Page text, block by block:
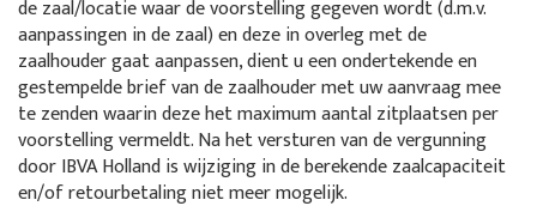
de zaal/locatie waar de voorstelling gegeven wordt (d.m.v.
aanpassingen in de zaal) en deze in overleg met de
zaalhouder gaat aanpassen, dient u een ondertekende en
gestempelde brief van de zaalhouder met uw aanvraag mee
te zenden waarin deze het maximum aantal zitplaatsen per
voorstelling vermeldt. Na het versturen van de vergunning
door IBVA Holland is wijziging in de berekende zaalcapaciteit
en/of retourbetaling niet meer mogelijk.